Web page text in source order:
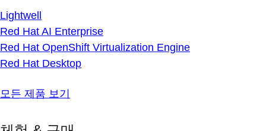
Lightwell
Red Hat AI Enterprise
Red Hat OpenShift Virtualization Engine
Red Hat Desktop
모든 제품 보기